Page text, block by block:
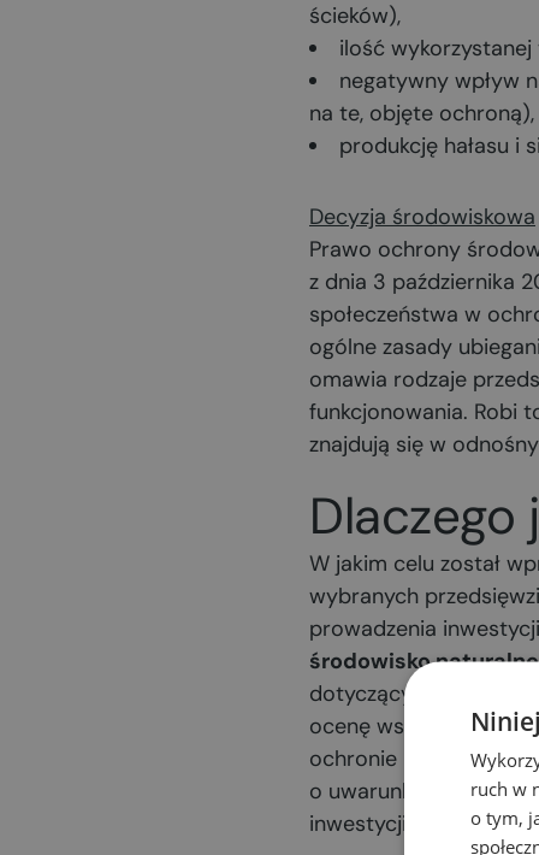
ścieków),
ilość
negatywny wpływ
na te, objęte
produkcję hałasu i
Decyzja środowiskowa
Prawo ochrony
z dnia 3 października
społeczeństwa w
ogólne zasady
omawia rodzaje
funkcjonowania. Robi
znajdują się w
Dlaczego
W jakim celu został
wybranych
prowadzenia
środowisko naturalne
dotyczących obecnej
ocenę wspomnianego
ochronie i
o uwarunkowaniach
inwestycji, ale do
ruch w
o tym,